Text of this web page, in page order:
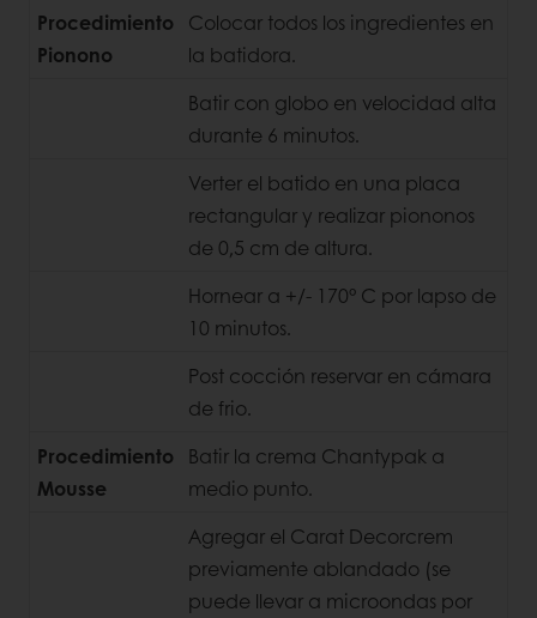
Procedimiento
Pionono
Colocar todos los ingredientes en
la batidora.
Batir con globo en velocidad alta
durante 6 minutos.
Verter el batido en una placa
rectangular y realizar piononos
de 0,5 cm de altura.
Hornear a +/- 170° C por lapso de
10 minutos.
Post cocción reservar en cámara
de frio.
Procedimiento
Mousse
Batir la crema Chantypak a
medio punto.
Agregar el Carat Decorcrem
previamente ablandado (se
puede llevar a microondas por